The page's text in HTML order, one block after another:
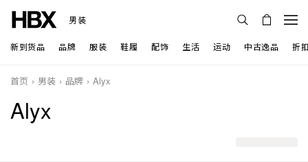
男装
新到货品 品牌 服装 鞋履 配饰 生活 运动 中古逸品 折
首页 男装 品牌 Alyx
Alyx